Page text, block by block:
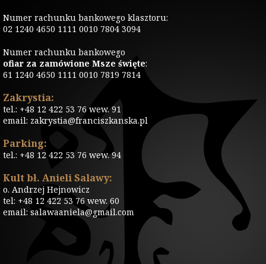
Numer rachunku bankowego klasztoru:
02 1240 4650 1111 0010 7804 3094
Numer rachunku bankowego
ofiar za zamówione Msze święte:
61 1240 4650 1111 0010 7819 7814
Zakrystia:
tel.: +48 12 422 53 76 wew. 91
email: zakrystia@franciszkanska.pl
Parking:
tel.: +48 12 422 53 76 wew. 94
Kult bł. Anieli Salawy:
o. Andrzej Hejnowicz
tel: +48 12 422 53 76 wew. 60
email: salawaaniela@gmail.com